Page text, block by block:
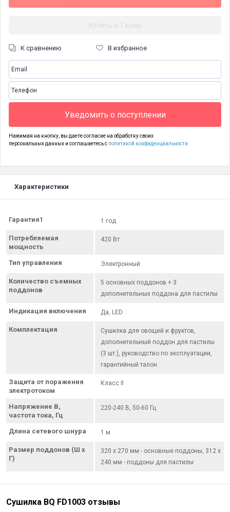
К сравнению В избранное
Уведомить о поступлении
Нажимая на кнопку, вы даете согласие на обработку своих
персональных данных и соглашаетесь с политикой конфиденциальности
Характеристики
Гарантия1 1 год
Потребляемая
мощность
420 Вт
Тип управления Электронный
Количество съемных
поддонов
5 основных поддонов + 3
дополнительных поддона для пастилы
Индикация включения Да, LED
Комплектация
Сушилка для овощей и фруктов,
дополнительный поддон для пастилы
(3 шт.), руководство по эксплуатации,
гарантийный талон
Защита от поражения
электротоком
Класс II
Напряжение В,
частота тока, Гц
220-240 В, 50-60 Гц
Длина сетевого шнура 1 м
Размер поддонов (Ш х
Г)
320 х 270 мм - основные поддоны, 312 х
240 мм - поддоны для пастилы
Сушилка BQ FD1003 отзывы